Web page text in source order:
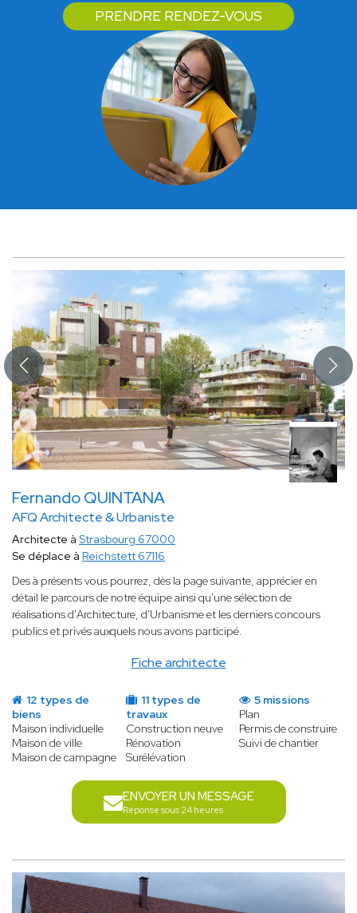
PRENDRE RENDEZ-VOUS
Fernando QUINTANA
AFQ Architecte & Urbaniste
Fiche architecte
Architecte à Strasbourg 67000
Se déplace à Reichstett 67116
Des à présents vous pourrez, dès la page suivante, apprécier en
détail le parcours de notre équipe ainsi qu'une sélection de
réalisations d'Architecture, d'Urbanisme et les derniers concours
publics et privés auxquels nous avons participé.
12 types de
biens
Maison individuelle
Maison de ville
Maison de campagne
11 types de
travaux
Construction neuve
Rénovation
Surélévation
5 missions
Plan
Permis de construire
Suivi de chantier
ENVOYER UN MESSAGE
Réponse sous 24 heures